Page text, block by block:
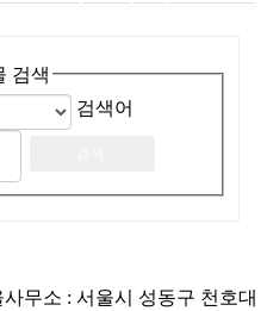
검색
검색어
무소 : 서울시 성동구 천호대